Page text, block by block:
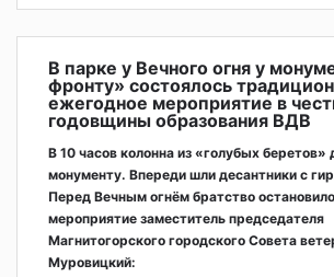
В парке у Вечного огня у
фронту» состоялось
ежегодное мероприятие в
годовщины образования ВДВ
В 10 часов колонна из «голубых беретов»
монументу. Впереди шли десантники с
Перед Вечным огнём братство
мероприятие заместитель председателя
Магнитогорского городского Совета
Муровицкий: